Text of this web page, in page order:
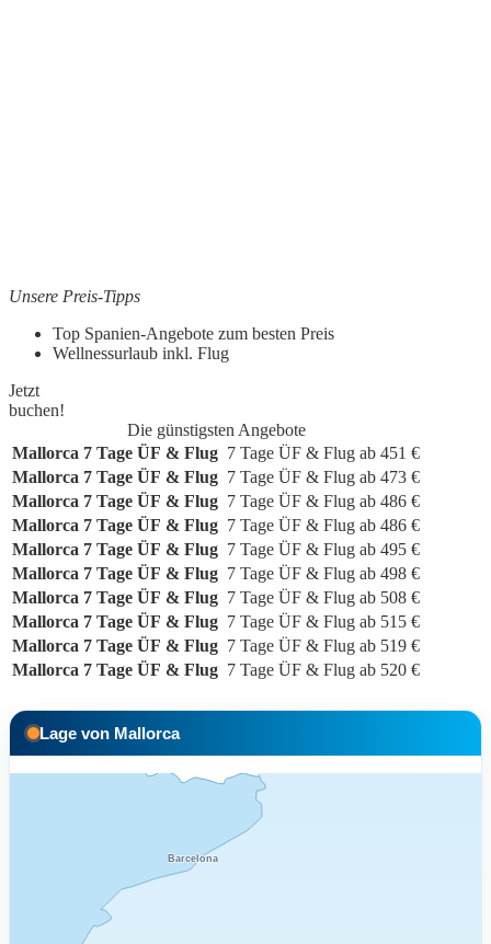
Unsere Preis-Tipps
Top Spanien-Angebote zum besten Preis
Wellnessurlaub inkl. Flug
Jetzt
buchen!
Die günstigsten Angebote
Mallorca 7 Tage ÜF & Flug 7 Tage ÜF & Flug ab 451 €
Mallorca 7 Tage ÜF & Flug 7 Tage ÜF & Flug ab 473 €
Mallorca 7 Tage ÜF & Flug 7 Tage ÜF & Flug ab 486 €
Mallorca 7 Tage ÜF & Flug 7 Tage ÜF & Flug ab 486 €
Mallorca 7 Tage ÜF & Flug 7 Tage ÜF & Flug ab 495 €
Mallorca 7 Tage ÜF & Flug 7 Tage ÜF & Flug ab 498 €
Mallorca 7 Tage ÜF & Flug 7 Tage ÜF & Flug ab 508 €
Mallorca 7 Tage ÜF & Flug 7 Tage ÜF & Flug ab 515 €
Mallorca 7 Tage ÜF & Flug 7 Tage ÜF & Flug ab 519 €
Mallorca 7 Tage ÜF & Flug 7 Tage ÜF & Flug ab 520 €
Lage von Mallorca
Barcelona